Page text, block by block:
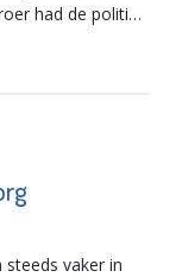
had de politie
vaker in